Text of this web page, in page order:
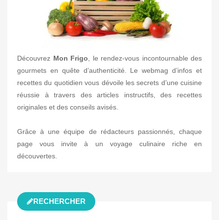
Découvrez Mon Frigo, le rendez-vous incontournable des
gourmets en quête d’authenticité. Le webmag d’infos et
recettes du quotidien vous dévoile les secrets d’une cuisine
réussie à travers des articles instructifs, des recettes
originales et des conseils avisés.
Grâce à une équipe de rédacteurs passionnés, chaque
page vous invite à un voyage culinaire riche en
découvertes.
RECHERCHER